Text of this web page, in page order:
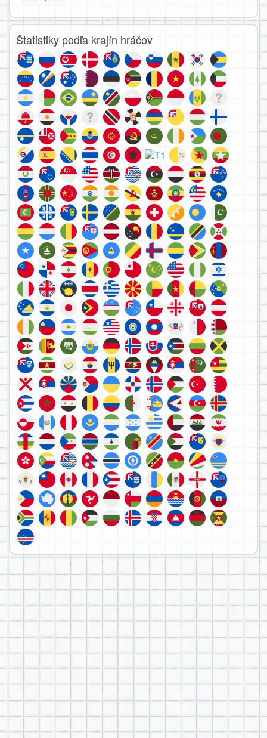
Štatistiky podľa krajín hráčov